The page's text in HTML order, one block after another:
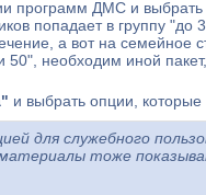
программ ДМС и
попадает в группу "до
а вот на семейное
необходим иной
и выбрать опции,
для служебного
тоже